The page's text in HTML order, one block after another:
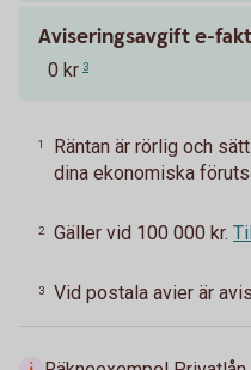
Aviseringsavgift e-
0 kr 3
1
Räntan är rörlig och
dina ekonomiska
2 Gäller vid 100 000 kr.
3 Vid postala avier är